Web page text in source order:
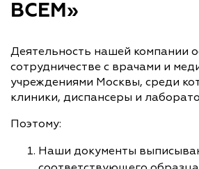
ВСЕМ»
Деятельность нашей компании
сотрудничестве с врачами и
учреждениями Москвы, среди
клиники, диспансеры и
Поэтому:
Наши документы